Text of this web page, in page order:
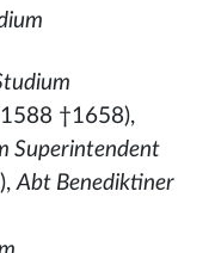
†1658),
Superintendent
),Abt Benediktiner